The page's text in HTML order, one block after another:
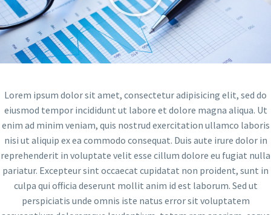
Lorem ipsum dolor sit amet, consectetur adipisicing elit, sed do
eiusmod tempor incididunt ut labore et dolore magna aliqua. Ut
enim ad minim veniam, quis nostrud exercitation ullamco laboris
nisi ut aliquip ex ea commodo consequat. Duis aute irure dolor in
reprehenderit in voluptate velit esse cillum dolore eu fugiat nulla
pariatur. Excepteur sint occaecat cupidatat non proident, sunt in
culpa qui officia deserunt mollit anim id est laborum. Sed ut
perspiciatis unde omnis iste natus error sit voluptatem